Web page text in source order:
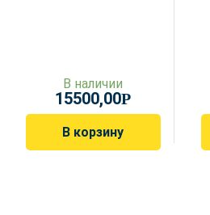
В наличии
15500,00Р
В корзину